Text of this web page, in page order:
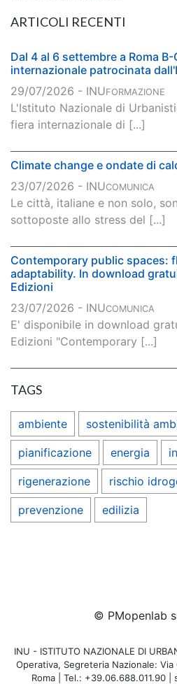
ARTICOLI RECENTI
Dal 4 al 6 settembre a Roma B-
internazionale patrocinata
29/07/2026 - INUFORMAZIONE
L'Istituto Nazionale di
fiera internazionale di [...]
Climate change e ondate di
23/07/2026 - INUCOMUNICA
Le città, italiane e non solo,
sottoposte allo stress del [...]
Contemporary public spaces:
adaptability. In download
Edizioni
23/07/2026 - INUCOMUNICA
E' disponibile in download
Edizioni "Contemporary [...]
TAGS
ambiente sostenibilità
pianificazione energia
rigenerazione rischio
prevenzione edilizia
© PMopenlab
INU - ISTITUTO NAZIONALE DI
Operativa, Segreteria Nazionale:
Roma | Tel.: +39.06.688.011.90